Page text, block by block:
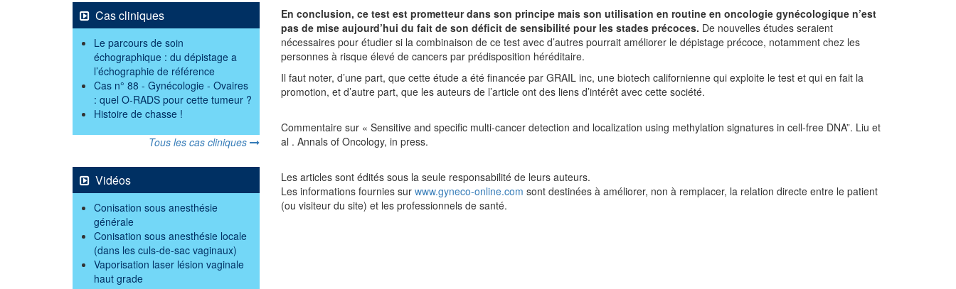
En conclusion, ce test est prometteur dans son principe mais son utilisation en routine en oncologie gynécologique n’est
pas de mise aujourd’hui du fait de son déficit de sensibilité pour les stades précoces. De nouvelles études seraient
nécessaires pour étudier si la combinaison de ce test avec d’autres pourrait améliorer le dépistage précoce, notamment chez les
personnes à risque élevé de cancers par prédisposition héréditaire.
Il faut noter, d’une part, que cette étude a été financée par GRAIL inc, une biotech californienne qui exploite le test et qui en fait la
promotion, et d’autre part, que les auteurs de l’article ont des liens d’intérêt avec cette société.
Commentaire sur « Sensitive and specific multi-cancer detection and localization using methylation signatures in cell-free DNA”. Liu et
al . Annals of Oncology, in press.
Les articles sont édités sous la seule responsabilité de leurs auteurs.
Les informations fournies sur www.gyneco-online.com sont destinées à améliorer, non à remplacer, la relation directe entre le patient
(ou visiteur du site) et les professionnels de santé.
Cas cliniques
Le parcours de soin
échographique : du dépistage a
l’échographie de référence
Cas n° 88 - Gynécologie - Ovaires
: quel O-RADS pour cette tumeur ?
Histoire de chasse !
Tous les cas cliniques
Vidéos
Conisation sous anesthésie
générale
Conisation sous anesthésie locale
(dans les culs-de-sac vaginaux)
Vaporisation laser lésion vaginale
haut grade